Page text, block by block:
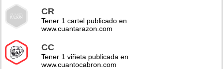
CR
Tener 1 cartel publicado en
www.cuantarazon.com
CC
Tener 1 viñeta publicada en
www.cuantocabron.com